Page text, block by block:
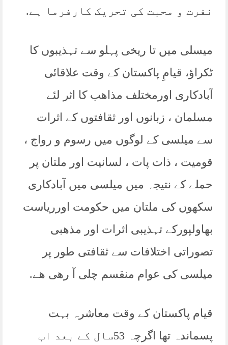
نفرت و محبت کی تحریک کارفرما ہے.
میسلی میں تا ریخی پہلو سے تہذیبوں کا
ٹکراؤ، قیامِ پاکستان کے وقت علاقائی
آبادکاری اورمختلف مذاھب کا اثر لئے
مسلمان ، زبانوں اور ثقافتوں کے اثرات
سے میلسی کے لوگوں میں رسوم و رواج ،
قومیت ، ذات پات ، لسانیت اور ملتان پر
حملے کے نتیجہ میں میلسی میں آبادکاری
سکھوں کی ملتان میں حکومت اورریاست
بھاولپورکے تہذیبی اثرات اور مذھبی
تصوراتی اختلافات سے ثقافتی طور پر
میلسی کی عوام منقسم چلی آ رھی ھے.
قیام پاکستان کے وقت معاشرہ بہت
پسماندہ تھا اگرچہ 53سال کے بعد اب